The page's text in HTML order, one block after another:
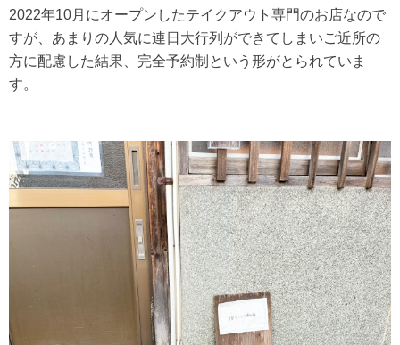
2022年10月にオープンしたテイクアウト専門のお店なので
すが、あまりの人気に連日大行列ができてしまいご近所の
方に配慮した結果、完全予約制という形がとられていま
す。